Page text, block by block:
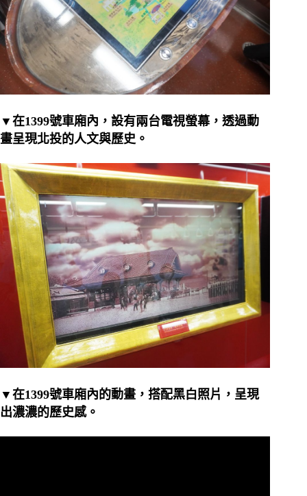
▼在1399號車廂內，設有兩台電視螢幕，透過動
畫呈現北投的人文與歷史。
▼在1399號車廂內的動畫，搭配黑白照片，呈現
出濃濃的歷史感。